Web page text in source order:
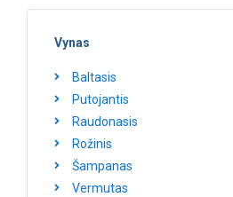
Vynas
Baltasis
Putojantis
Raudonasis
Rožinis
Šampanas
Vermutas